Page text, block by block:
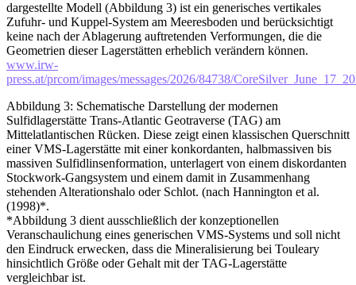
dargestellte Modell (Abbildung 3) ist ein generisches vertikales
Zufuhr- und Kuppel-System am Meeresboden und berücksichtigt
keine nach der Ablagerung auftretenden Verformungen, die die
Geometrien dieser Lagerstätten erheblich verändern können.
www.irw-
press.at/prcom/images/messages/2026/84738/
Abbildung 3: Schematische Darstellung der modernen
Sulfidlagerstätte Trans-Atlantic Geotraverse (TAG) am
Mittelatlantischen Rücken. Diese zeigt einen klassischen Querschnitt
einer VMS-Lagerstätte mit einer konkordanten, halbmassiven bis
massiven Sulfidlinsenformation, unterlagert von einem diskordanten
Stockwork-Gangsystem und einem damit in Zusammenhang
stehenden Alterationshalo oder Schlot. (nach Hannington et al.
(1998)*.
*Abbildung 3 dient ausschließlich der konzeptionellen
Veranschaulichung eines generischen VMS-Systems und soll nicht
den Eindruck erwecken, dass die Mineralisierung bei Touleary
hinsichtlich Größe oder Gehalt mit der TAG-Lagerstätte
vergleichbar ist.